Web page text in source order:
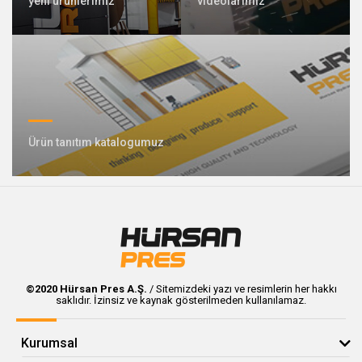
409 Nolu Sokak No:5 /1
SELÇUKLU/KONYA
Bizimle İletişime Geçin
Twitter İnstagram
Özel tasarım pres üretiminde lideriz
Ürün tanıtım katalogumuz
©2020 Hürsan Pres A.Ş. / Sitemizdeki yazı ve resimlerin her hakkı
saklıdır. İzinsiz ve kaynak gösterilmeden kullanılamaz.
Kurumsal